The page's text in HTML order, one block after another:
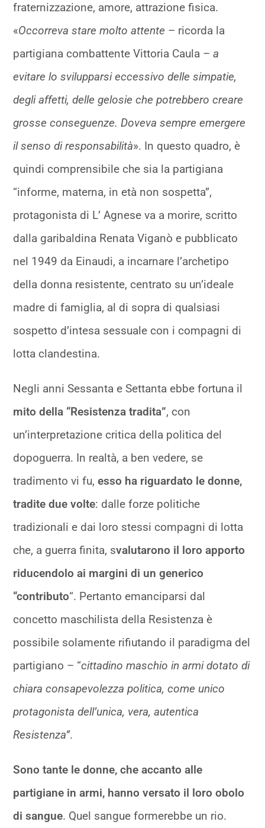
fraternizzazione, amore, attrazione fisica.
«Occorreva stare molto attente – ricorda la
partigiana combattente Vittoria Caula – a
evitare lo svilupparsi eccessivo delle simpatie,
degli affetti, delle gelosie che potrebbero creare
grosse conseguenze. Doveva sempre emergere
il senso di responsabilità». In questo quadro, è
quindi comprensibile che sia la partigiana
“informe, materna, in età non sospetta”,
protagonista di L’ Agnese va a morire, scritto
dalla garibaldina Renata Viganò e pubblicato
nel 1949 da Einaudi, a incarnare l’archetipo
della donna resistente, centrato su un’ideale
madre di famiglia, al di sopra di qualsiasi
sospetto d’intesa sessuale con i compagni di
lotta clandestina.
Negli anni Sessanta e Settanta ebbe fortuna il
mito della “Resistenza tradita”, con
un’interpretazione critica della politica del
dopoguerra. In realtà, a ben vedere, se
tradimento vi fu,esso ha riguardato le donne,
tradite due volte: dalle forze politiche
tradizionali e dai loro stessi compagni di lotta
che, a guerra finita, svalutarono il loro apporto
riducendolo ai margini di un generico
“contributo“. Pertanto emanciparsi dal
concetto maschilista della Resistenza è
possibile solamente rifiutando il paradigma del
partigiano – “cittadino maschio in armi dotato di
chiara consapevolezza politica, come unico
protagonista dell’unica, vera, autentica
Resistenza”.
Sono tante le donne, che accanto alle
partigiane in armi, hanno versato il loro obolo
di sangue. Quel sangue formerebbe un rio.